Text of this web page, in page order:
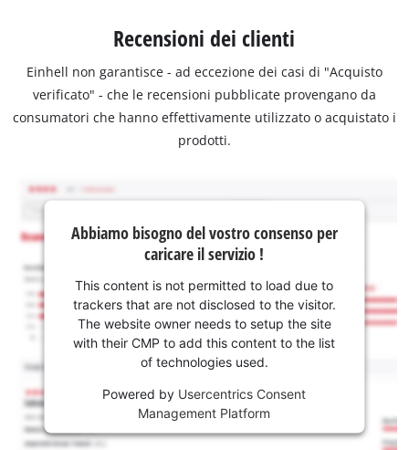
Recensioni dei clienti
Einhell non garantisce - ad eccezione dei casi di "Acquisto
verificato" - che le recensioni pubblicate provengano da
consumatori che hanno effettivamente utilizzato o acquistato i
prodotti.
Abbiamo bisogno del vostro consenso per
caricare il servizio !
This content is not permitted to load due to
trackers that are not disclosed to the visitor.
The website owner needs to setup the site
with their CMP to add this content to the list
of technologies used.
Powered by Usercentrics Consent
Management Platform